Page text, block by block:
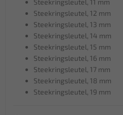
Steekringsleutel, 12 mm
Steekringsleutel, 13 mm
Steekringsleutel, 14 mm
Steekringsleutel, 15 mm
Steekringsleutel, 16 mm
Steekringsleutel, 17 mm
Steekringsleutel, 18 mm
Steekringsleutel, 19 mm